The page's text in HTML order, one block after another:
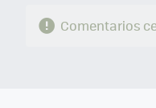
Comentarios